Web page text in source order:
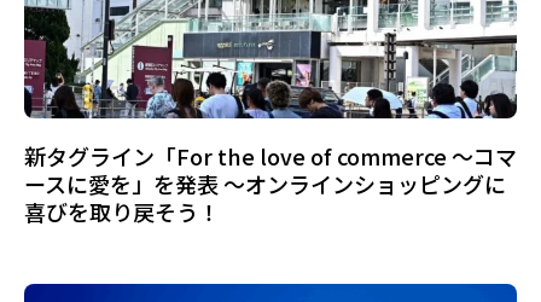
新タグライン「For the love of commerce ～コマ
ースに愛を」を発表 ～オンラインショッピングに
喜びを取り戻そう！